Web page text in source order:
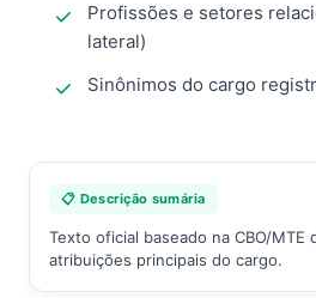
Profissões e setores
lateral)
Sinônimos do cargo
📋 Descrição sumária
Texto oficial baseado na CBO/MTE
atribuições principais do cargo.